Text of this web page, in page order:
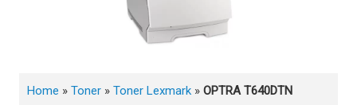
Home » Toner » Toner Lexmark » OPTRA T640DTN